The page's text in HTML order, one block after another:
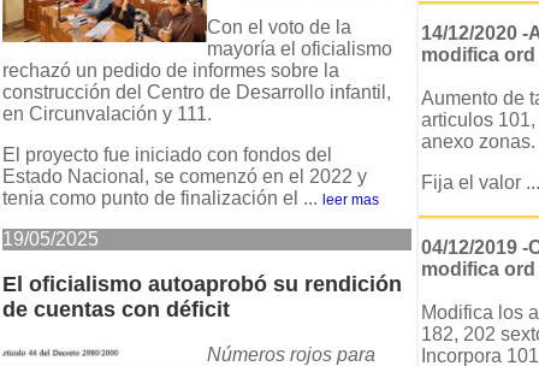
Con el voto de la
mayoría el oficialismo
rechazó un pedido de informes sobre la
construcción del Centro de Desarrollo infantil,
en Circunvalación y 111.
El proyecto fue iniciado con fondos del
Estado Nacional, se comenzó en el 2022 y
tenia como punto de finalización el ... leer mas
19/05/2025
El oficialismo autoaprobó su rendición
de cuentas con déficit
Números rojos para
14/12/2020
modifica ord
Aumento de
articulos
anexo zonas.
Fija el valor ...
04/12/2019
modifica ord
Modifica los
182, 202
Incorpora